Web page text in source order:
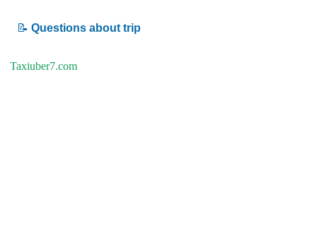
📝 Questions about trip
Taxiuber7.com